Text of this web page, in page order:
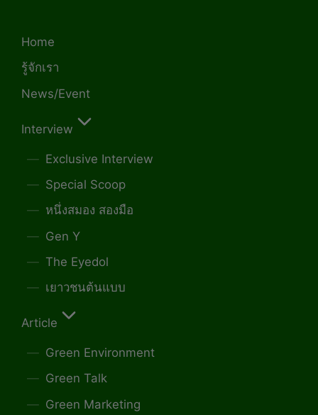
Home
รู้จักเรา
News/Event
Interview
Exclusive Interview
Special Scoop
หนึ่งสมอง สองมือ
Gen Y
The Eyedol
เยาวชนต้นแบบ
Article
Green Environment
Green Talk
Green Marketing